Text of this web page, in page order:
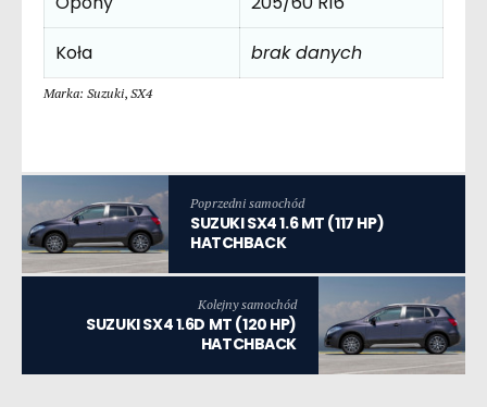
Koła
brak danych
Marka: Suzuki, SX4
Poprzedni samochód
SUZUKI SX4 1.6 MT (117 HP)
HATCHBACK
Kolejny samochód
SUZUKI SX4 1.6D MT (120 HP)
HATCHBACK